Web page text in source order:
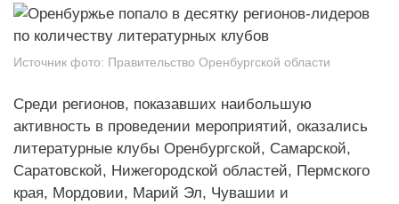
Источник фото: Правительство Оренбургской области
Среди регионов, показавших наибольшую
активность в проведении мероприятий, оказались
литературные клубы Оренбургской, Самарской,
Саратовской, Нижегородской областей, Пермского
края, Мордовии, Марий Эл, Чувашии и